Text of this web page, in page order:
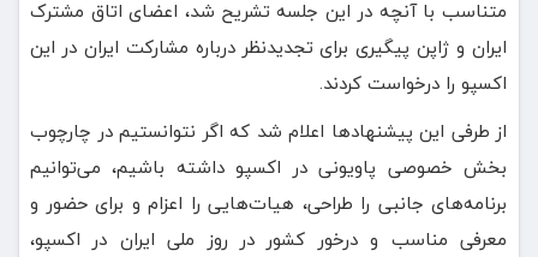
متناسب با آنچه در این جلسه تشریح شد، اعضای اتاق مشترک
ایران و ژاپن پیگیری برای تجدیدنظر درباره مشارکت ایران در این
اکسپو را درخواست کردند.
از طرفی این پیشنهادها اعلام شد که اگر نتوانستیم در چارچوب
بخش خصوصی پاویونی در اکسپو داشته باشیم، می‌توانیم
برنامه‌های جانبی را طراحی، هیات‌هایی را اعزام و برای حضور و
معرفی مناسب و درخور کشور در روز ملی ایران در اکسپو،